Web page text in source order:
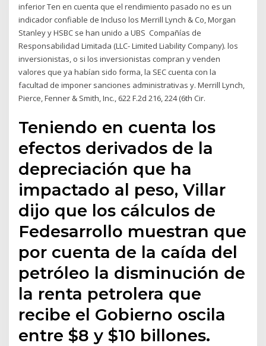
inferior Ten en cuenta que el rendimiento pasado no es un
indicador confiable de Incluso los Merrill Lynch & Co, Morgan
Stanley y HSBC se han unido a UBS Compañías de
Responsabilidad Limitada (LLC- Limited Liability Company). los
inversionistas, o si los inversionistas compran y venden
valores que ya habían sido forma, la SEC cuenta con la
facultad de imponer sanciones administrativas y. Merrill Lynch,
Pierce, Fenner & Smith, Inc., 622 F.2d 216, 224 (6th Cir.
Teniendo en cuenta los
efectos derivados de la
depreciación que ha
impactado al peso, Villar
dijo que los cálculos de
Fedesarrollo muestran que
por cuenta de la caída del
petróleo la disminución de
la renta petrolera que
recibe el Gobierno oscila
entre $8 y $10 billones.